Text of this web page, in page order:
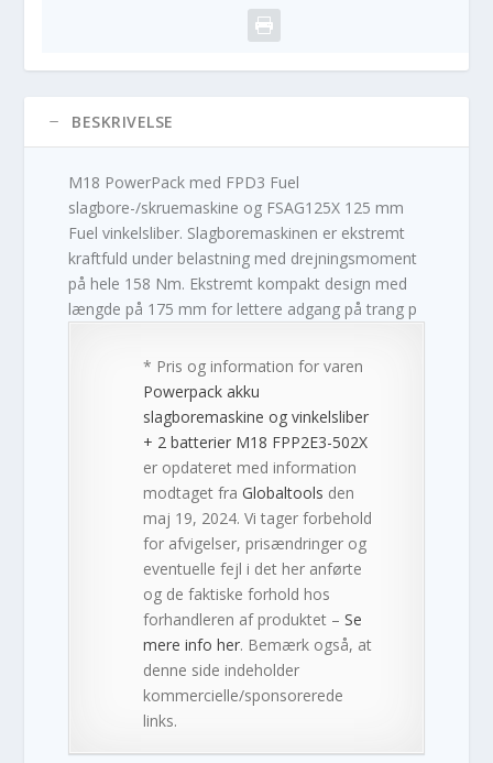
BESKRIVELSE
M18 PowerPack med FPD3 Fuel
slagbore-/skruemaskine og FSAG125X 125 mm
Fuel vinkelsliber. Slagboremaskinen er ekstremt
kraftfuld under belastning med drejningsmoment
på hele 158 Nm. Ekstremt kompakt design med
længde på 175 mm for lettere adgang på trang p
* Pris og information for varen
Powerpack akku
slagboremaskine og vinkelsliber
+ 2 batterier M18 FPP2E3-502X
er opdateret med information
modtaget fraGlobaltools den
maj 19, 2024. Vi tager forbehold
for afvigelser, prisændringer og
eventuelle fejl i det her anførte
og de faktiske forhold hos
forhandleren af produktet –Se
mere info her. Bemærk også, at
denne side indeholder
kommercielle/sponsorerede
links.